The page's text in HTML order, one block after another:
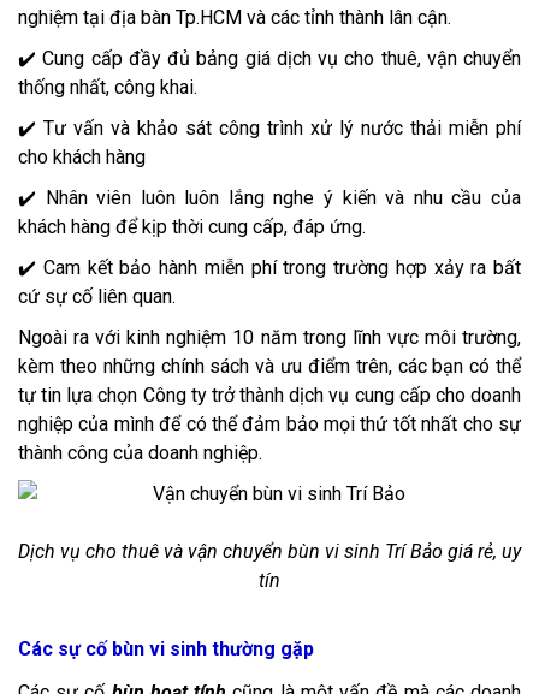
nghiệm tại địa bàn Tp.HCM và các tỉnh thành lân cận.
✔️ Cung cấp đầy đủ bảng giá dịch vụ cho thuê, vận chuyển
thống nhất, công khai.
✔️ Tư vấn và khảo sát công trình xử lý nước thải miễn phí
cho khách hàng
✔️ Nhân viên luôn luôn lắng nghe ý kiến và nhu cầu của
khách hàng để kịp thời cung cấp, đáp ứng.
✔️ Cam kết bảo hành miễn phí trong trường hợp xảy ra bất
cứ sự cố liên quan.
Ngoài ra với kinh nghiệm 10 năm trong lĩnh vực môi trường,
kèm theo những chính sách và ưu điểm trên, các bạn có thể
tự tin lựa chọn Công ty trở thành dịch vụ cung cấp cho doanh
nghiệp của mình để có thể đảm bảo mọi thứ tốt nhất cho sự
thành công của doanh nghiệp.
Dịch vụ cho thuê và vận chuyển bùn vi sinh Trí Bảo giá rẻ, uy
tín
Các sự cố bùn vi sinh thường gặp